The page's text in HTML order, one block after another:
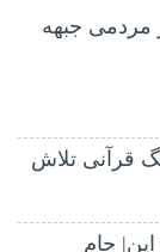
شناور مردمی جبهه
قرآنی تلاش
جام